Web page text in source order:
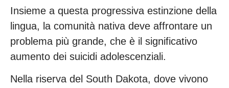
Insieme a questa progressiva estinzione della
lingua, la comunità nativa deve affrontare un
problema più grande, che è il significativo
aumento dei suicidi adolescenziali.
Nella riserva del South Dakota, dove vivono